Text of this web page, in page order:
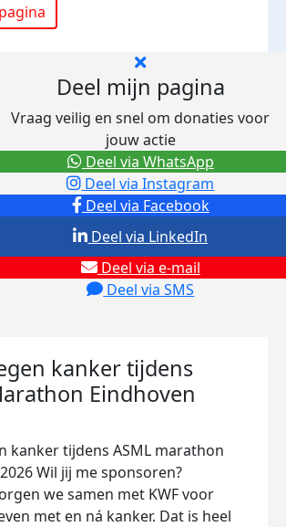
Deel mijn pagina
Vraag veilig en snel om donaties voor
jouw actie
Deel via Facebook
Deel via Instagram
Deel via e-mail
Deel via SMS
Deel via LinkedIn
Deel via WhatsApp
kanker tijdens
Eindhoven
kanker tijdens ASML marathon
Wil jij me sponsoren?
we samen met KWF voor
met en ná kanker. Dat is heel